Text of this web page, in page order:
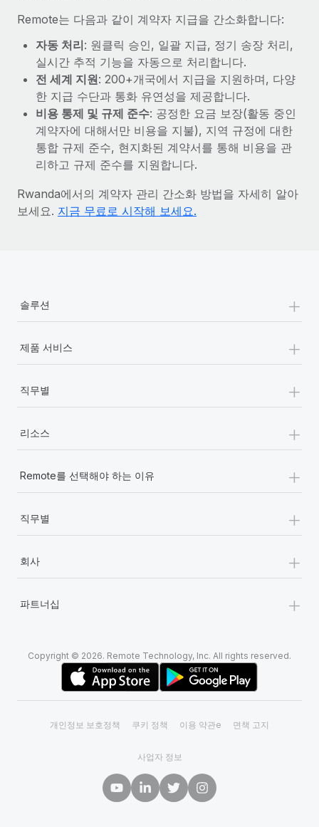
자세히 알아보기
Shootsta가 Remote를 통해 네 개의 시장에서 글로벌
채용을 확장한 방법
비디오 콘텐츠를 활용한 마케팅이 계속해서 인기를 끌면서, 기업들
에게는 흥미롭고 전문적인 비디오 제작이 어느 때보다 중요해졌습
니다. 그러나 대부분의 회사들은 그렇게 높은 품질의...
자세히 알아보기
Remote는 다음과 같이 계약자 지급을 간소화합니다:
자동 처리: 원클릭 승인, 일괄 지급, 정기 송장 처리,
실시간 추적 기능을 자동으로 처리합니다.
전 세계 지원: 200+개국에서 지급을 지원하며, 다양
한 지급 수단과 통화 유연성을 제공합니다.
비용 통제 및 규제 준수: 공정한 요금 보장(활동 중인
계약자에 대해서만 비용을 지불), 지역 규정에 대한
통합 규제 준수, 현지화된 계약서를 통해 비용을 관
리하고 규제 준수를 지원합니다.
Rwanda에서의 계약자 관리 간소화 방법을 자세히 알아
보세요. 지금 무료로 시작해 보세요.
솔루션 +
제품 서비스 +
직무별 +
리소스 +
Remote를 선택해야 하는 이유 +
직무별 +
회사 +
파트너십 +
Copyright © 2026. Remote Technology, Inc. All rights reserved.
개인정보 보호정책 쿠키 정책 이용 약관e 면책 고지
사업자 정보